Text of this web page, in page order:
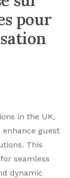
pour
in the UK,
enhance guest
This
seamless
dynamic